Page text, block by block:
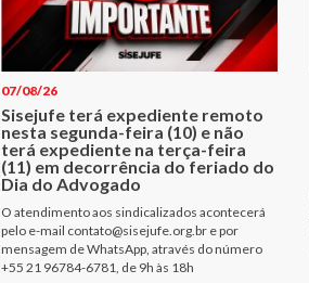
07/08/26
Sisejufe terá expediente remoto
nesta segunda-feira (10) e não
terá expediente na terça-feira
(11) em decorrência do feriado do
Dia do Advogado
O atendimento aos sindicalizados acontecerá
pelo e-mail contato@sisejufe.org.br e por
mensagem de WhatsApp, através do número
+55 21 96784-6781, de 9h às 18h